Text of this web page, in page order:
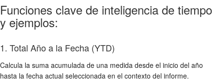
Funciones clave de inteligencia de tiempo
y ejemplos:
1. Total Año a la Fecha (YTD)
Calcula la suma acumulada de una medida desde el inicio del año
hasta la fecha actual seleccionada en el contexto del informe.